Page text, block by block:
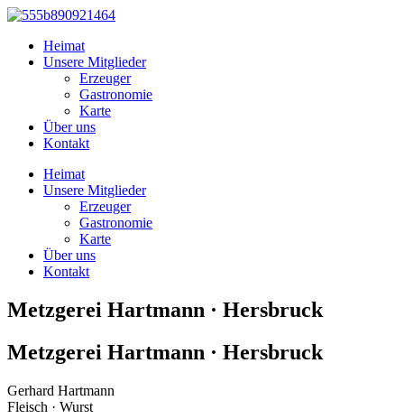
Zum
springenHeimat
Unsere Mitglieder
Erzeuger
Gastronomie
Karte
Über uns
Kontakt
Heimat
Unsere Mitglieder
Erzeuger
Gastronomie
Karte
Über uns
Kontakt
Metzgerei Hartmann · Hersbruck
Metzgerei Hartmann · Hersbruck
Gerhard Hartmann
Fleisch · Wurst